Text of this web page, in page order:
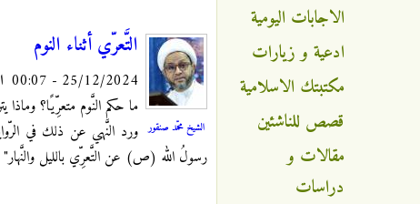
الشيخ محمّد صنقور
التَّعرّي أثناء النوم
25/12/2024 - 00:07
ما حكم النَّوم متعرِّيًا؟
ورد النَّهي عن ذلك في
رسولُ الله (ص) عن التَّعرِّي بالليل والنَّهار"
الاجابات اليومية
ادعية و زيارات
مكتبتك الاسلامية
قصص للناشئين
مقالات و
دراسات